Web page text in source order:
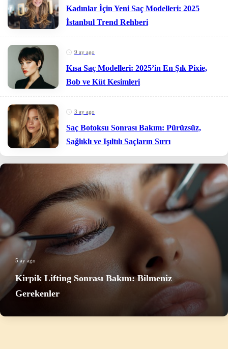
Kadınlar İçin Yeni Saç Modelleri: 2025
İstanbul Trend Rehberi
9 ay ago
Kısa Saç Modelleri: 2025’in En Şık Pixie,
Bob ve Küt Kesimleri
3 ay ago
Saç Botoksu Sonrası Bakım: Pürüzsüz,
Sağlıklı ve Işıltılı Saçların Sırrı
5 ay ago
Kirpik Lifting Sonrası Bakım: Bilmeniz
Gerekenler